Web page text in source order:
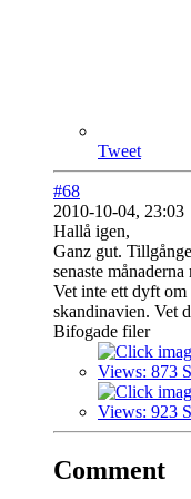
Tweet
#68
2010-10-04, 23:03
Hallå igen,
Ganz gut.
senaste
Vet inte ett dyft
skandinavien. Vet
Bifogade filer
Comment